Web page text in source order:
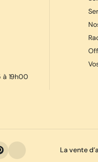
à 19h00
La vente